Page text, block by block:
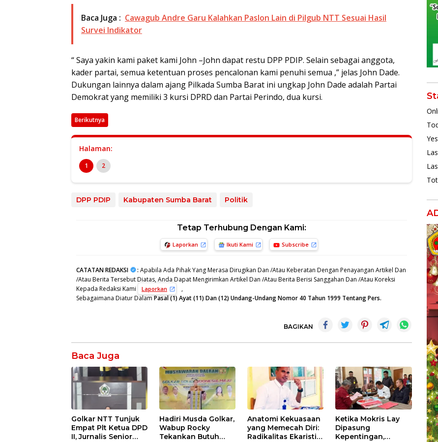
Baca Juga : Cawagub Andre Garu Kalahkan Paslon Lain di Pilgub NTT Sesuai Hasil
Survei Indikator
“ Saya yakin kami paket kami John –John dapat restu DPP PDIP. Selain sebagai anggota,
kader partai, semua ketentuan proses pencalonan kami penuhi semua ,” jelas John Dade.
Dukungan lainnya dalam ajang Pilkada Sumba Barat ini ungkap John Dade adalah Partai
Demokrat yang memiliki 3 kursi DPRD dan Partai Perindo, dua kursi.
Berikutnya
Halaman:
1 2
DPP PDIP Kabupaten Sumba Barat Politik
Tetap Terhubung Dengan Kami:
Laporkan Ikuti Kami Subscribe
CATATAN REDAKSI : Apabila Ada Pihak Yang Merasa Dirugikan Dan /Atau Keberatan Dengan Penayangan Artikel Dan
/Atau Berita Tersebut Diatas, Anda Dapat Mengirimkan Artikel Dan /Atau Berita Berisi Sanggahan Dan /Atau Koreksi
Kepada Redaksi Kami
Laporkan
,
Sebagaimana Diatur DalamPasal (1) Ayat (11) Dan (12) Undang-Undang Nomor 40 Tahun 1999 Tentang Pers.
BAGIKAN
Baca Juga
Golkar NTT Tunjuk
Empat Plt Ketua DPD
II, Jurnalis Senior
Hadiri Musda Golkar,
Wabup Rocky
Tekankan Butuh
Anatomi Kekuasaan
yang Memecah Diri:
Radikalitas Ekaristi
Ketika Mokris Lay
Dipasung
Kepentingan,